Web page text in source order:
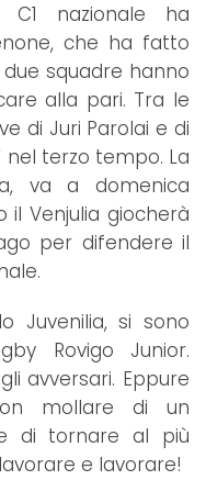
nazionale ha
che ha fatto
squadre hanno
alla pari. Tra le
di Juri Parolai e di
nel terzo tempo. La
va a domenica
il Venjulia giocherà
per difendere il
Juvenilia, si sono
Rovigo Junior.
avversari. Eppure
mollare di un
di tornare al più
e lavorare!